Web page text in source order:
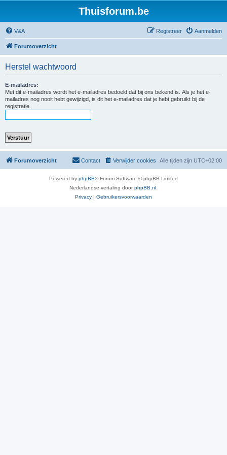
Thuisforum.be
V&A Aanmelden
Registreer
Forumoverzicht
Herstel wachtwoord
E-mailadres:
Met dit e-mailadres wordt het e-mailadres bedoeld dat bij ons bekend is. Als je het e-
mailadres nog nooit hebt gewijzigd, is dit het e-mailadres dat je hebt gebruikt bij de
registratie.
Forumoverzicht Alle tijden zijn UTC+02:00
Verwijder cookies
Contact
Powered by phpBB® Forum Software © phpBB Limited
Nederlandse vertaling doorphpBB.nl
Privacy | Gebruikersvoorwaarden